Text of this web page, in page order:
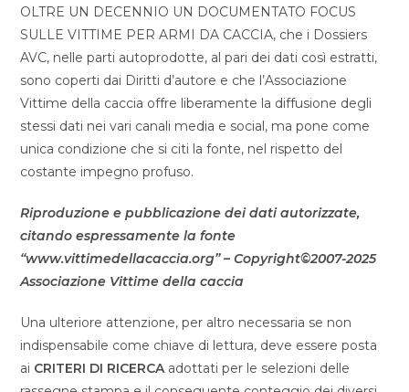
OLTRE UN DECENNIO UN DOCUMENTATO FOCUS
SULLE VITTIME PER ARMI DA CACCIA, che i Dossiers
AVC, nelle parti autoprodotte, al pari dei dati così estratti,
sono coperti dai Diritti d’autore e che l’Associazione
Vittime della caccia offre liberamente la diffusione degli
stessi dati nei vari canali media e social, ma pone come
unica condizione che si citi la fonte, nel rispetto del
costante impegno profuso.
Riproduzione e pubblicazione dei dati autorizzate,
citando espressamente la fonte
“www.vittimedellacaccia.org” – Copyright©2007-2025
Associazione Vittime della caccia
Una ulteriore attenzione, per altro necessaria se non
indispensabile come chiave di lettura, deve essere posta
ai CRITERI DI RICERCAadottati per le selezioni delle